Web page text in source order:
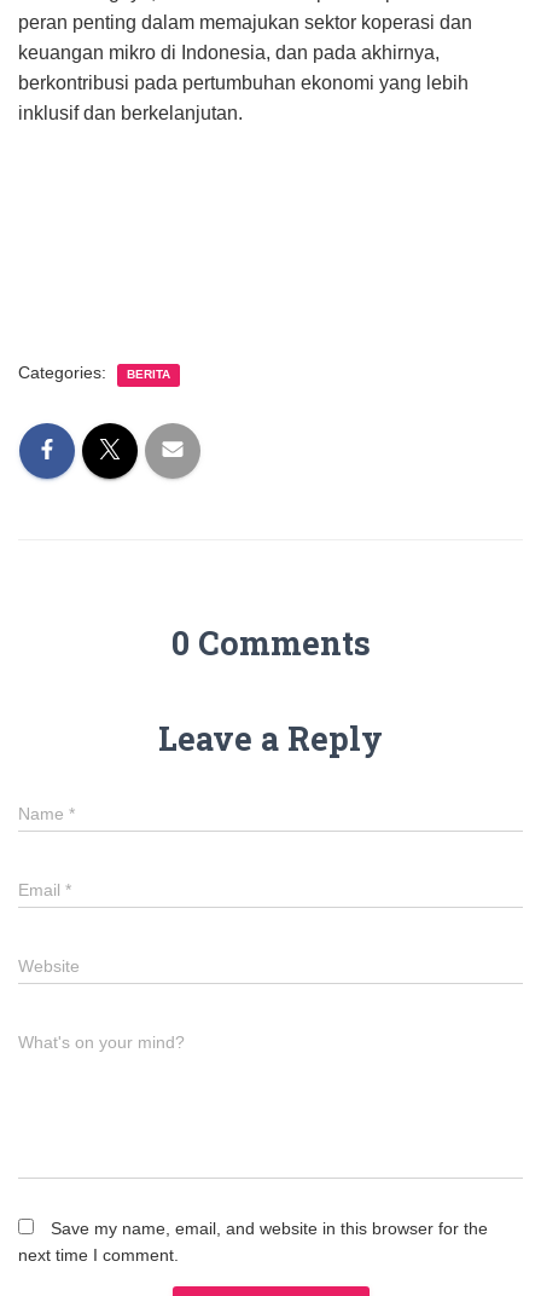
peran penting dalam memajukan sektor koperasi dan
keuangan mikro di Indonesia, dan pada akhirnya,
berkontribusi pada pertumbuhan ekonomi yang lebih
inklusif dan berkelanjutan.
Categories: BERITA
0 Comments
Leave a Reply
Name *
Email *
Website
What's on your mind?
Save my name, email, and website in this browser for the
next time I comment.